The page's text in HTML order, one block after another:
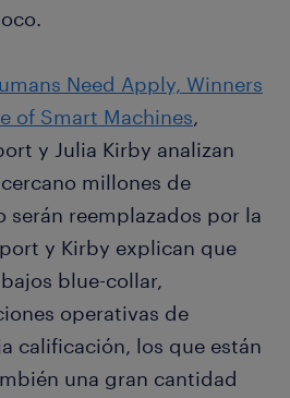
Need Apply, Winners
of Smart Machines,
y Julia Kirby analizan
millones de
serán reemplazados por la
y Kirby explican que
blue-collar,
operativas de
calificación, los que están
una gran cantidad